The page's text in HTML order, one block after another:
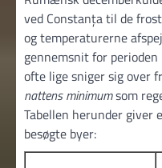
ved Constanța til de
og temperaturerne
gennemsnit for
ofte lige sniger sig over
nattens minimumsom
Tabellen herunder
besøgte byer: